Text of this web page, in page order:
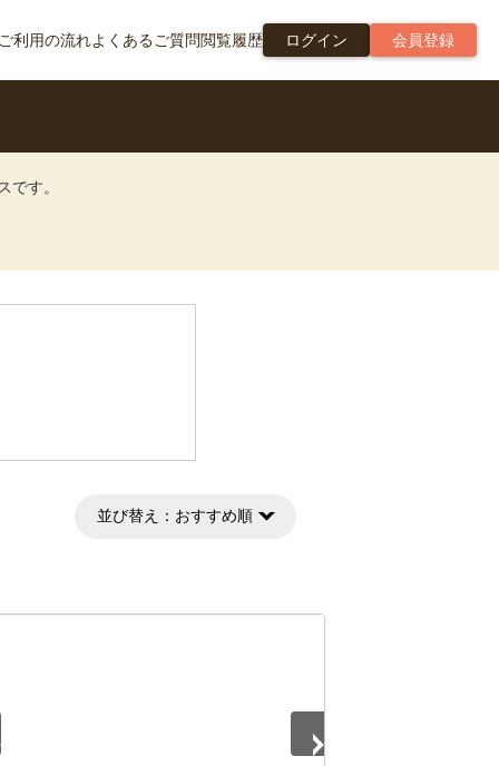
ご利用の流れよくあるご質問閲覧履歴 ログイン 会員登録
です。
並び替え： おすすめ順